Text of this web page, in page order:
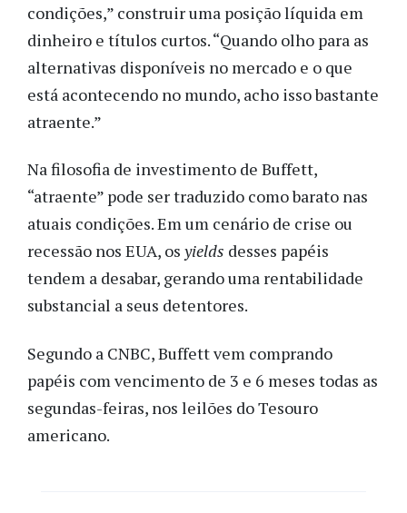
condições,” construir uma posição líquida em
dinheiro e títulos curtos. “Quando olho para as
alternativas disponíveis no mercado e o que
está acontecendo no mundo, acho isso bastante
atraente.”
Na filosofia de investimento de Buffett,
“atraente” pode ser traduzido como barato nas
atuais condições. Em um cenário de crise ou
recessão nos EUA, os yields desses papéis
tendem a desabar, gerando uma rentabilidade
substancial a seus detentores.
Segundo a CNBC, Buffett vem comprando
papéis com vencimento de 3 e 6 meses todas as
segundas-feiras, nos leilões do Tesouro
americano.